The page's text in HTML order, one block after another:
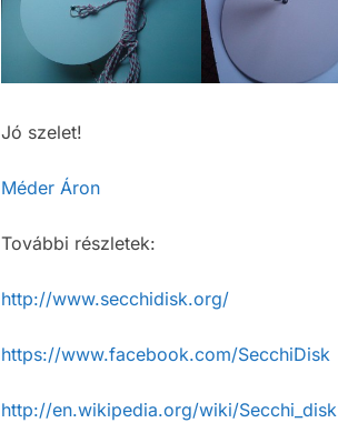
Jó szelet!
Méder Áron
További részletek:
http://www.secchidisk.org/
https://www.facebook.com/SecchiDisk
http://en.wikipedia.org/wiki/Secchi_disk